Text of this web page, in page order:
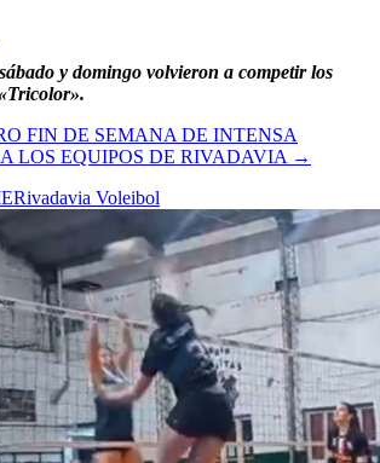
y domingo volvieron a competir los
FIN DE SEMANA DE INTENSA
LOS EQUIPOS DE RIVADAVIA →
Rivadavia Voleibol